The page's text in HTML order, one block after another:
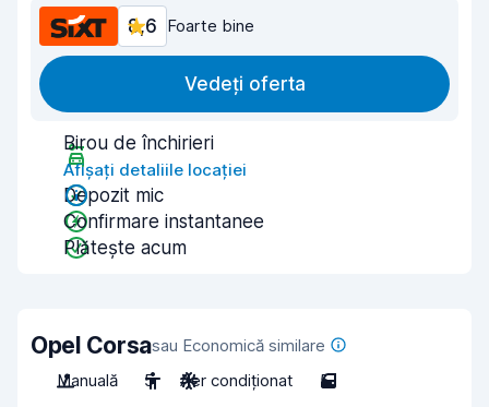
8,6 Foarte bine
Vedeți oferta
Birou de închirieri
Afișați detaliile locației
Depozit mic
Confirmare instantanee
Plătește acum
Opel Corsasau Economică similare
Manuală
5 Aer condiționat 5